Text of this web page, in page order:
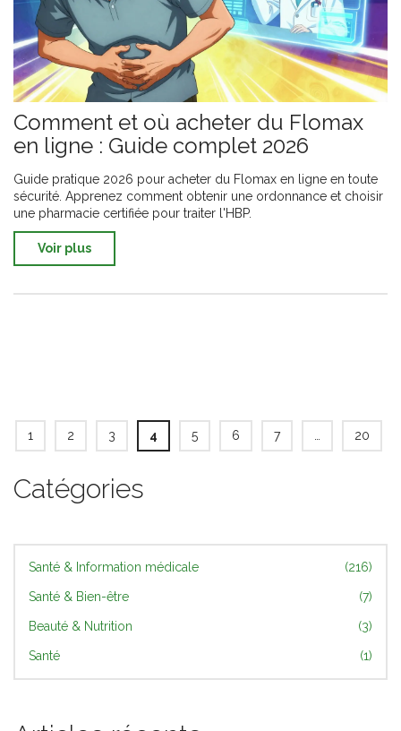
Comment et où acheter du Flomax
en ligne : Guide complet 2026
Guide pratique 2026 pour acheter du Flomax en ligne en toute
sécurité. Apprenez comment obtenir une ordonnance et choisir
une pharmacie certifiée pour traiter l'HBP.
Voir plus
1 2 3 4 5 6 7 20
Catégories
Santé & Information médicale (216)
Santé & Bien-être (7)
Beauté & Nutrition (3)
Santé (1)